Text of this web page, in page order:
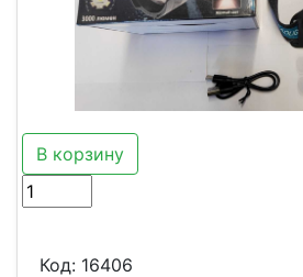
В корзину
Код: 16406